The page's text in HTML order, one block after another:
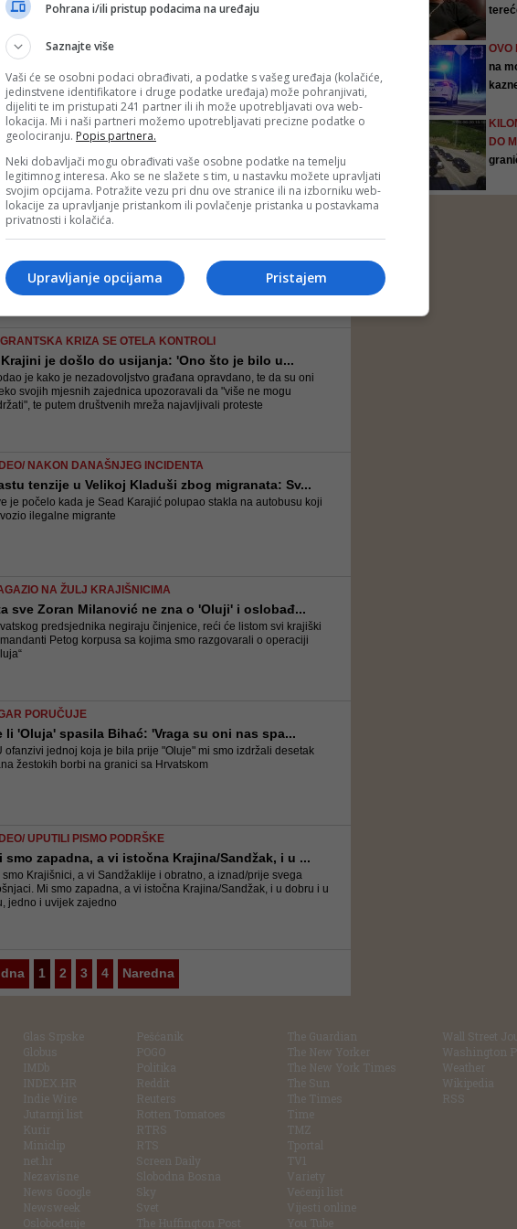
preteste iz dana u dan i nećemo prestati dok se ne
naši zahtjevi! - poručuje sa trga na kome se okupilo više
građana iz cijelog Bihaća
DOSTIŽE VRHUNAC
raste, biće sve gore: Migranti napadaju poli...
u Unsko-sanskom kantonu boravi više od 10.000 ilegalnih
a većina ih spava pod otvorenim nebom
SITUACIJA SVE STRAŠNIJA
u samom centru Bihaća: Migranti se obra...
je trenutak kada jedan od aktera izvlači nož i pokušava
drugog migranta
KRIZA SE OTELA KONTROLI
Krajini je došlo do usijanja: 'Ono što je bilo u...
je kako je nezadovoljstvo građana opravdano, te da su oni
svojih mjesnih zajednica upozoravali da "više ne mogu
te putem društvenih mreža najavljivali proteste
NAKON DANAŠNJEG INCIDENTA
tenzije u Velikoj Kladuši zbog migranata: Sv...
je počelo kada je Sead Karajić polupao stakla na autobusu koji
ilegalne migrante
NA ŽULJ KRAJIŠNICIMA
sve Zoran Milanović ne zna o 'Oluji' i oslobađ...
predsjednika negiraju činjenice, reći će listom svi krajiški
Petog korpusa sa kojima smo razgovarali o operaciji
PORUČUJE
li 'Oluja' spasila Bihać: 'Vraga su oni nas spa...
ofanzivi jednoj koja je bila prije "Oluje" mi smo izdržali desetak
žestokih borbi na granici sa Hrvatskom
UPUTILI PISMO PODRŠKE
smo zapadna, a vi istočna Krajina/Sandžak, i u ...
smo Krajišnici, a vi Sandžaklije i obratno, a iznad/prije svega
Mi smo zapadna, a vi istočna Krajina/Sandžak, i u dobru i u
jedno i uvijek zajedno
1 2 3 4 Naredna
OVO
na
DO
Glas Srpske
Globus
IMDb
INDEX.HR
Indie Wire
Jutarnji list
Kurir
Miniclip
net.hr
Nezavisne
News Google
Newsweek
Oslobođenje
Pešćanik
POGO
Politika
Reddit
Reuters
Rotten Tomatoes
RTRS
RTS
Screen Daily
Slobodna Bosna
Sky
Svet
The Huffington Post
The Guardian
The New Yorker
The New York Times
The Sun
The Times
Time
TMZ
Tportal
TV1
Variety
Večenji list
Vijesti online
You Tube
Wall Street
Washington
Weather
Wikipedia
RSS
Pohrana i/ili pristup podacima na uređaju
Saznajte više
Vaši će se osobni podaci obrađivati, a podatke s vašeg uređaja (kolačiće,
jedinstvene identifikatore i druge podatke uređaja) može pohranjivati,
dijeliti te im pristupati 241 partner ili ih može upotrebljavati ova web-
lokacija. Mi i naši partneri možemo upotrebljavati precizne podatke o
geolociranju. Popis partnera.
Neki dobavljači mogu obrađivati vaše osobne podatke na temelju
legitimnog interesa. Ako se ne slažete s tim, u nastavku možete upravljati
svojim opcijama. Potražite vezu pri dnu ove stranice ili na izborniku web-
lokacije za upravljanje pristankom ili povlačenje pristanka u postavkama
privatnosti i kolačića.
Pristajem
Upravljanje opcijama